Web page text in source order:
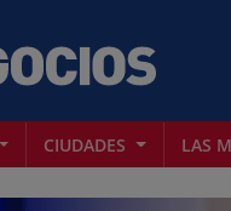
CIUDADES LAS